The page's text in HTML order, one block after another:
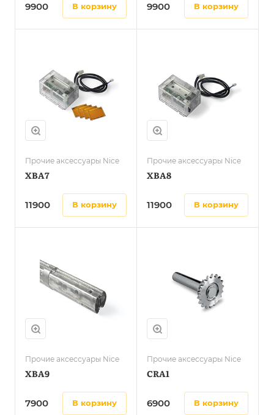
9900 в корзину 9900 в корзину
Прочие аксессуары Nice
XBA7
11900 в корзину
Прочие аксессуары Nice
XBA8
11900 в корзину
Прочие аксессуары Nice
XBA9
7900 в корзину
Прочие аксессуары Nice
CRA1
6900 в корзину